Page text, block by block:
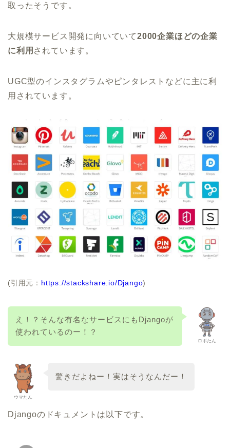
取ったそうです。
大規模サービス開発に向いていて2000企業ほどの企業
に利用 されています。
UGC型のインスタグラムやピンタレストなどに主に利
用されています。
(引用元： https://stackshare.io/Django)
ロボたん
え！？そんな有名なサービスにもDjangoが
使われているのー！？
ウマたん
驚きだよねー！実はそうなんだー！
Djangoのドキュメントは以下です。